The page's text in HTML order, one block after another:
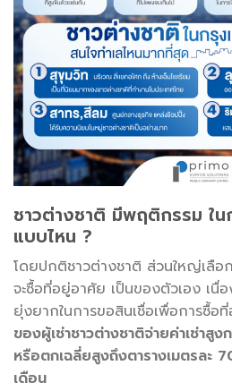
ชาวต่างชาติ มีพฤติกรรม ใน
แบบไหน ?
โดยปกติชาวต่างชาติ ส่วนใหญ่เลือ
จะซื้อที่อยู่อาศัย เป็นของตัวเอง เนื่
ยุ่งยากในการขอสินเชื่อเพื่อการซื้อ
ของผู้เช่าชาวต่างชาติจ่ายค่าเช่า
หรือตกเฉลี่ยสูงถึงตารางเมตรละ
เดือน